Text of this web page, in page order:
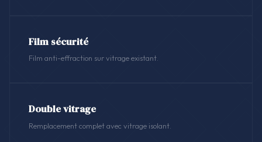
Film sécurité
Film anti-effraction sur vitrage existant.
Double vitrage
Remplacement complet avec vitrage isolant.